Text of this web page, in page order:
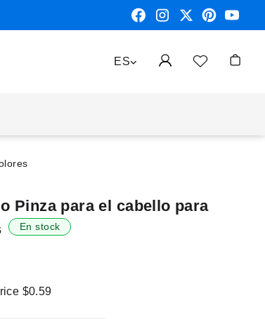
LENGUAJE
ES
Pinza para el cabello para
En stock
$0.59